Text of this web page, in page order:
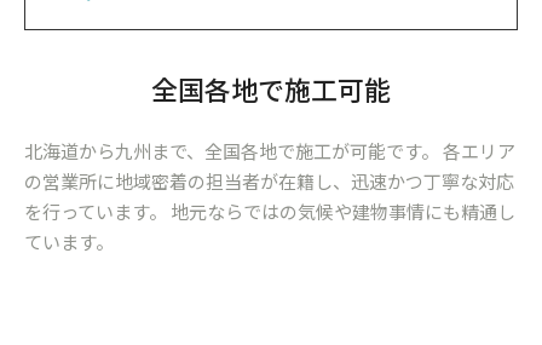
全国各地で施工可能
北海道から九州まで、全国各地で施工が可能です。 各エリア
の営業所に地域密着の担当者が在籍し、迅速かつ丁寧な対応
を行っています。 地元ならではの気候や建物事情にも精通し
ています。